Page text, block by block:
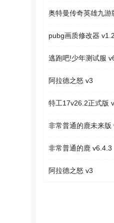
奥特曼传奇英雄九游
pubg画质修改器
逃跑吧!少年测试服
阿拉德之怒 v3
特工17v26.2正式版
非常普通的鹿未来版
非常普通的鹿 v6.4.3
阿拉德之怒 v3